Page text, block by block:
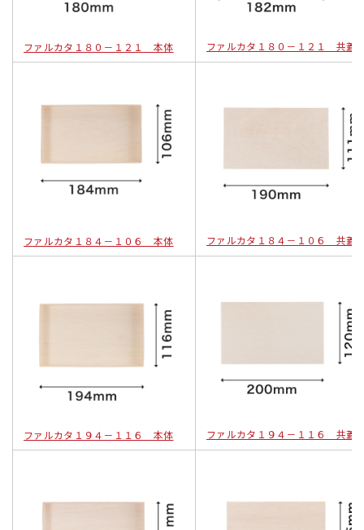
ファルカタ１８０－１２１ 本体 ファルカタ１８０－１２１ 共蓋
ファルカタ１８４－１０６ 本体 ファルカタ１８４－１０６ 共蓋
ファルカタ１９４－１１６ 本体 ファルカタ１９４－１１６ 共蓋